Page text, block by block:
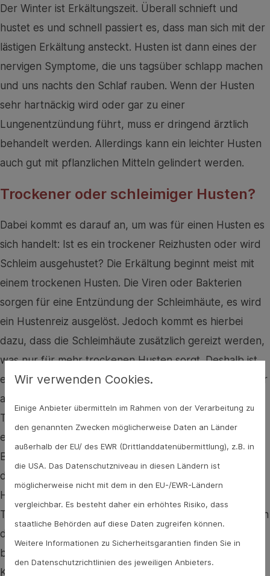
Der Winter ist Erkältungszeit. Überall schnieft und
hustet es und schnell passiert es, dass man sich mit der
lästigen Erkältung ansteckt. Husten ist dann eines der
nervigen Symptome, die uns tagsüber schlapp machen
und uns nachts den Schlaf rauben. Wenn der Husten
sehr hartnäckig wird oder gar zu einer
Lungenentzündung führt, muss er dringend ärztlich
behandelt werden. Allerdings kann ein leichter Husten
auch gut mit pflanzlichen Mitteln gelindert werden.
Trockener oder schleimiger Husten?
Dabei kommt es darauf an, um was für einen Husten es
sich handelt: Ist es ein trockener Reizhusten oder wird
Schleim ausgehustet? Die Erkältung beginnt meist mit
einem trockenen Husten. Die Viren oder Bakterien
sorgen für eine Entzündung der Schleimhäute, es wird
ein Hustenreiz ausgelöst. Jedoch kommt es hierbei
dazu, dass die Schleimhäute zusätzlich gereizt werden,
was nur für mehr trockenen Husten sorgt. Deshalb ist
es sinnvoll, die Schleimhäute gut feucht zu halten, unter
anderem dadurch, dass man viel trinkt. Hier bietet sich
Tee an. Es gibt Tee aus verschiedenen Pflanzen, die
eine Wirkung gegen Husten haben: Spitzwegerich zum
Beispiel wirkt beruhigend, indem er Schleimstoffe auf
den trockenen Schleimhäuten hinterlässt und so den
Hustenreiz lindert. Spitzwegerich gibt es nicht nur als
Tee, sondern auch in Form von Sirup. Auch Eibisch kann
diese Schleimstoffe bilden und damit die Atemwege
beruhigen, ähnlich wirken Malve, isländisch Moos und
Königskerze.
Wir verwenden Cookies.
Einige Anbieter übermitteln im Rahmen von der Verarbeitung zu
den genannten Zwecken möglicherweise Daten an Länder
außerhalb der EU/ des EWR (Drittlanddatenübermittlung), z.B. in
die USA. Das Datenschutzniveau in diesen Ländern ist
möglicherweise nicht mit dem in den EU-/EWR-Ländern
vergleichbar. Es besteht daher ein erhöhtes Risiko, dass
staatliche Behörden auf diese Daten zugreifen können.
Weitere Informationen zu Sicherheitsgarantien finden Sie in
den Datenschutzrichtlinien des jeweiligen Anbieters.